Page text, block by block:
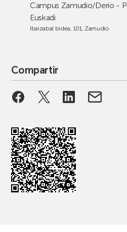
Campus Zamudio/Derio -
Euskadi
Ibaizabal bidea, 101, Zamudio
Compartir